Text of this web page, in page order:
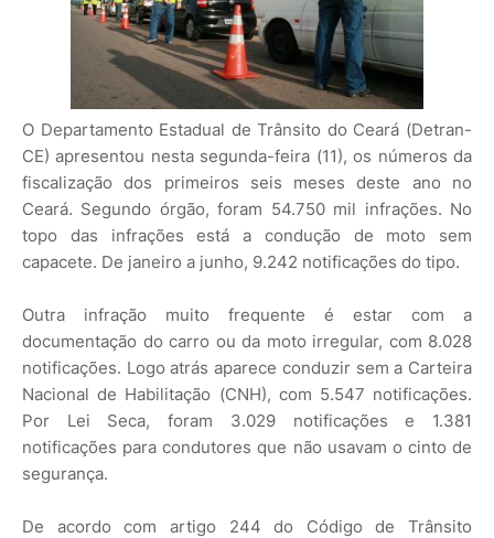
O Departamento Estadual de Trânsito do Ceará (Detran-
CE) apresentou nesta segunda-feira (11), os números da
fiscalização dos primeiros seis meses deste ano no
Ceará. Segundo órgão, foram 54.750 mil infrações. No
topo das infrações está a condução de moto sem
capacete. De janeiro a junho, 9.242 notificações do tipo.
Outra infração muito frequente é estar com a
documentação do carro ou da moto irregular, com 8.028
notificações. Logo atrás aparece conduzir sem a Carteira
Nacional de Habilitação (CNH), com 5.547 notificações.
Por Lei Seca, foram 3.029 notificações e 1.381
notificações para condutores que não usavam o cinto de
segurança.
De acordo com artigo 244 do Código de Trânsito